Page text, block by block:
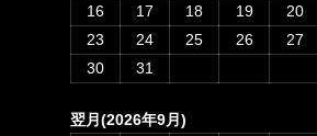
16
17 18 19 20
23
24 25 26 27
30
31
翌月(2026年9月)